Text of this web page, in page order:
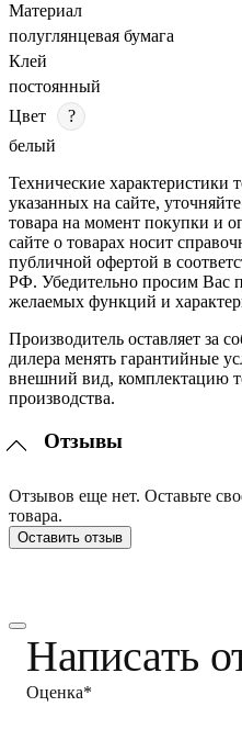
Материал
полуглянцевая бумага
Клей
постоянный
Цвет
?
белый
Технические характеристики
указанных на сайте,
товара на момент покупки и
сайте о товарах носит
публичной офертой в
РФ. Убедительно просим Вас
желаемых функций и
Производитель оставляет за
дилера менять гарантийные
внешний вид, комплектацию
производства.
Отзывы
Отзывов еще нет. Оставьте
товара.
Оставить отзыв
Написать
Оценка*